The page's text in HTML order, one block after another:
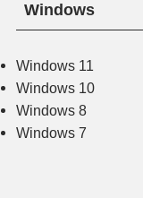
Windows
Windows 11
Windows 10
Windows 8
Windows 7